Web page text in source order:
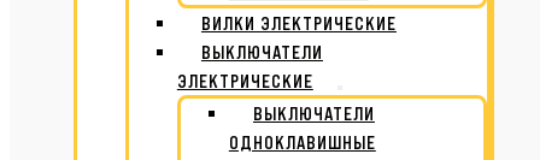
ВИЛКИ ЭЛЕКТРИЧЕСКИЕ
ВЫКЛЮЧАТЕЛИ
ЭЛЕКТРИЧЕСКИЕ
ВЫКЛЮЧАТЕЛИ
ОДНОКЛАВИШНЫЕ